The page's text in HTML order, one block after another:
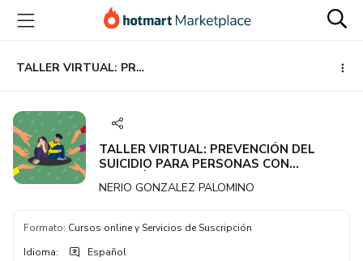
principal
página
de
página
TALLER VIRTUAL: PREVENCIÓN DEL SUICIDIO PARA PERSONAS CON IDEACIÓN SUICIDA Y FAMILIARES.
TALLER VIRTUAL: PREVENCIÓN DEL
SUICIDIO PARA PERSONAS CON
NERIO GONZALEZ PALOMINO
Formato: Cursos online y Servicios de Suscripción
Idioma: Español